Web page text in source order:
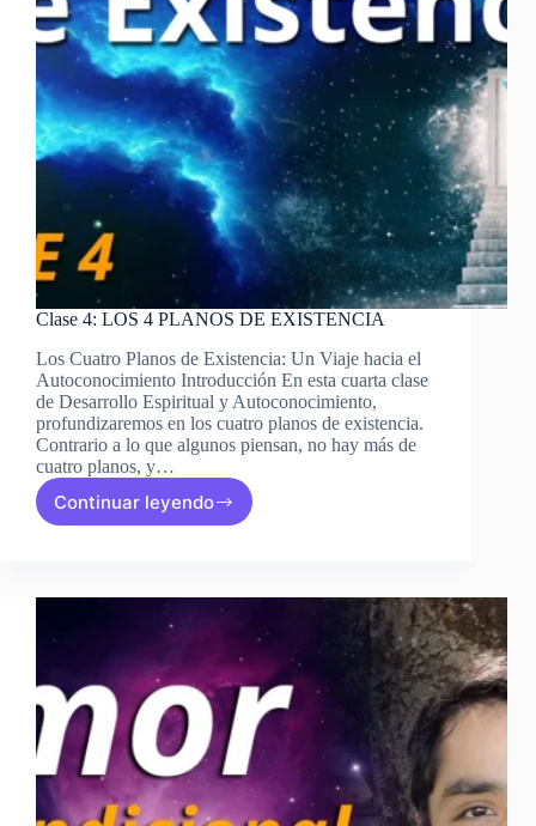
Clase 4: LOS 4 PLANOS DE EXISTENCIA
Los Cuatro Planos de Existencia: Un Viaje hacia el
Autoconocimiento Introducción En esta cuarta clase
de Desarrollo Espiritual y Autoconocimiento,
profundizaremos en los cuatro planos de existencia.
Contrario a lo que algunos piensan, no hay más de
cuatro planos, y…
Continuar leyendo
Clase
PLANOS